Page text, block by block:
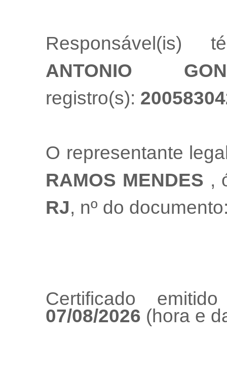
Responsável(is)
ANTONIO
registro(s):
O representante
RAMOS MENDES ,
RJ, nº do
Certificado
07/08/2026 (hora e